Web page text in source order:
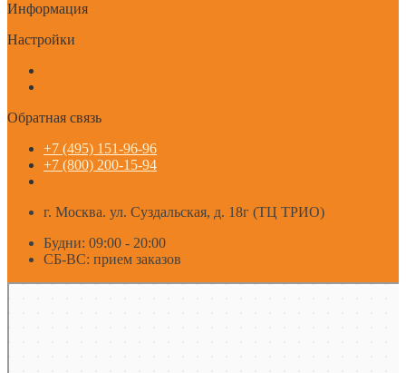
Информация
Настройки
Обратная связь
+7 (495) 151-96-96
+7 (800) 200-15-94
г. Москва. ул. Суздальская, д. 18г (ТЦ ТРИО)
Будни: 09:00 - 20:00
СБ-ВС: прием заказов